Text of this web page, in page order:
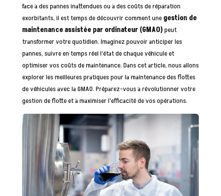
face à des pannes inattendues ou à des coûts de réparation
exorbitants, il est temps de découvrir comment une gestion de
maintenance assistée par ordinateur (GMAO)peut
transformer votre quotidien. Imaginez pouvoir anticiper les
pannes, suivre en temps réel l’état de chaque véhicule et
optimiser vos coûts de maintenance. Dans cet article, nous allons
explorer les meilleures pratiques pour la maintenance des flottes
de véhicules avec la GMAO. Préparez-vous à révolutionner votre
gestion de flotte et à maximiser l’efficacité de vos opérations.